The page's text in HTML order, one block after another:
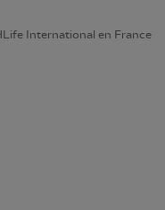
International en France